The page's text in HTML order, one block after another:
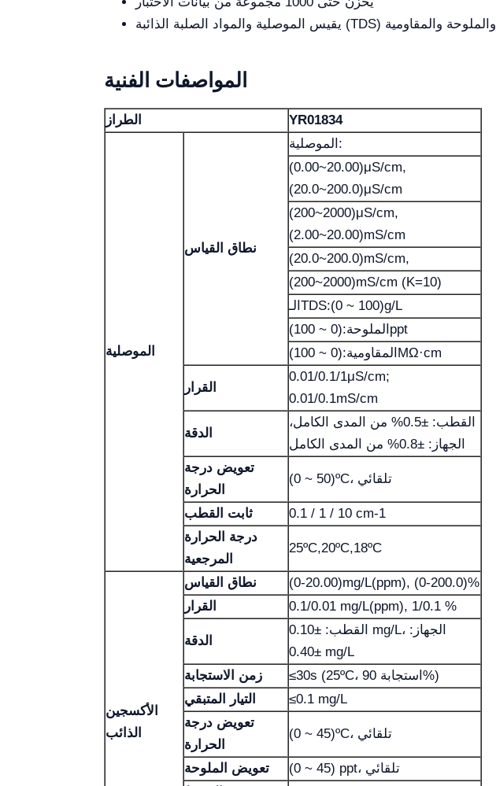
يقيس الموصلية والمواد الصلبة الذائبة (TDS) والملوحة والمقاومية
المواصفات الفنية
الطراز YR01834
الموصلية
نطاق القياس
الموصلية:
(0.00~20.00)μS/cm,
(20.0~200.0)μS/cm
(200~2000)μS/cm,
(2.00~20.00)mS/cm
(20.0~200.0)mS/cm,
(200~2000)mS/cm (K=10)
الـTDS:(0 ~ 100)g/L
الملوحة:(0 ~ 100)ppt
المقاومية:(0 ~ 100)MΩ·cm
القرار
0.01/0.1/1μS/cm;
0.01/0.1mS/cm
الدقة
القطب: ±0.5% من المدى الكامل،
الجهاز: ±0.8% من المدى الكامل
تعويض درجة
الحرارة
(0 ~ 50)ºC، تلقائي
ثابت القطب
0.1 / 1 / 10 cm-1
درجة الحرارة
المرجعية
25ºC,20ºC,18ºC
الأكسجين
الذائب
نطاق القياس
(0-20.00)mg/L(ppm), (0-200.0)%
القرار
0.1/0.01 mg/L(ppm), 1/0.1 %
الدقة
القطب: ±0.10 mg/L، الجهاز:
±0.40 mg/L
زمن الاستجابة
≤30s (25ºC، استجابة 90%)
التيار المتبقي
≤0.1 mg/L
تعويض درجة
الحرارة
(0 ~ 45)ºC، تلقائي
تعويض الملوحة
(0 ~ 45) ppt، تلقائي